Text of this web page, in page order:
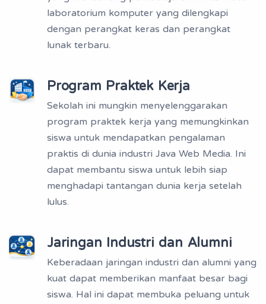
laboratorium komputer yang dilengkapi
dengan perangkat keras dan perangkat
lunak terbaru.
Program Praktek Kerja
Sekolah ini mungkin menyelenggarakan
program praktek kerja yang memungkinkan
siswa untuk mendapatkan pengalaman
praktis di dunia industri Java Web Media. Ini
dapat membantu siswa untuk lebih siap
menghadapi tantangan dunia kerja setelah
lulus.
Jaringan Industri dan Alumni
Keberadaan jaringan industri dan alumni yang
kuat dapat memberikan manfaat besar bagi
siswa. Hal ini dapat membuka peluang untuk